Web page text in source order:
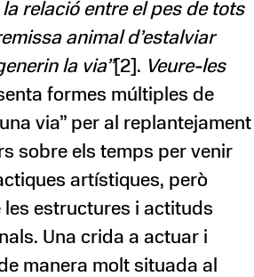
relació entre el pes de tots
animal d’estalviar
la via”[2]. Veure-les
formes múltiples de
via” per al replantejament
sobre els temps per venir
artístiques, però
les estructures i actituds
Una crida a actuar i
manera molt situada al